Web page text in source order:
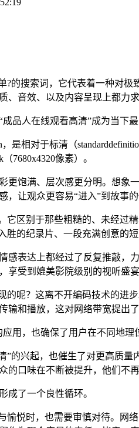
的搜索词，它代表着一种对
音效、以及内容呈现上都力求
品人在线观看高清”成为当下
是相对于标清（
7680x4320像素）。
更饱满、层次感更分明。想象
让观众更容易“进入”到故事
它区别于那些粗糙的、未经
胜的纪录片、一段充满创意的
感表达上都经过了反复推敲，
享受到媲美影院级别的视听盛宴
的呢？这离不开编码技术的进
输和播放，这对网络带宽提出
用，也确保了用户在不同地理
”的兴起，也催生了对更高质
口味在不断被提升，他们不
成了一个良性循环。
愉悦时，也需要审慎对待。网